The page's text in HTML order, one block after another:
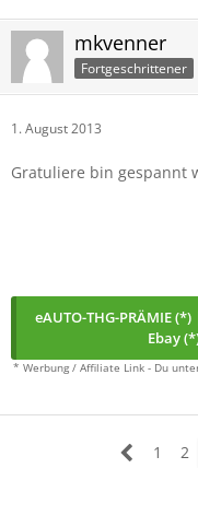
mkvenner
Fortgeschrittener
1. August 2013
Gratuliere bin gespannt
eAUTO-THG-PRÄMIE (*)
Ebay
* Werbung / Affiliate Link - Du
1 2